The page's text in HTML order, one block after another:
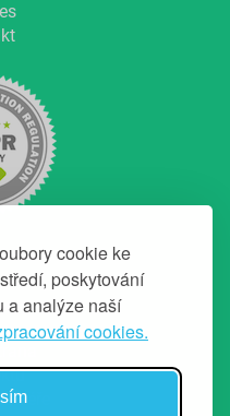
cookie ke
poskytování
a analýze naší
cookies.